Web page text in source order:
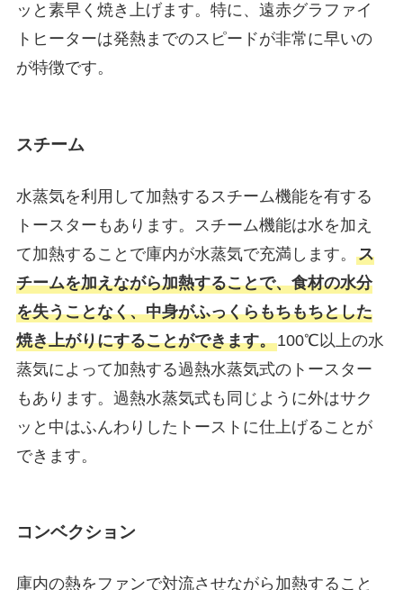
ッと素早く焼き上げます。特に、遠赤グラファイ
トヒーターは発熱までのスピードが非常に早いの
が特徴です。
スチーム
水蒸気を利用して加熱するスチーム機能を有する
トースターもあります。スチーム機能は水を加え
て加熱することで庫内が水蒸気で充満します。 ス
チームを加えながら加熱することで、食材の水分
を失うことなく、中身がふっくらもちもちとした
焼き上がりにすることができます。100℃以上の水
蒸気によって加熱する過熱水蒸気式のトースター
もあります。過熱水蒸気式も同じように外はサク
ッと中はふんわりしたトーストに仕上げることが
できます。
コンベクション
庫内の熱をファンで対流させながら加熱すること